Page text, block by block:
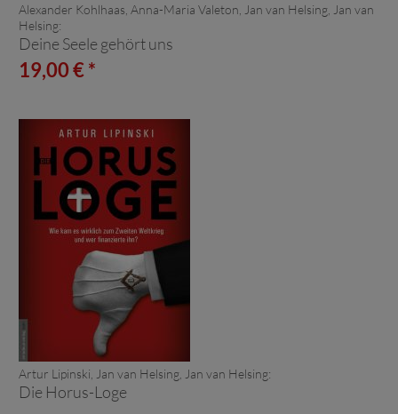
Alexander Kohlhaas, Anna-Maria Valeton, Jan van Helsing, Jan van
Helsing:
Deine Seele gehört uns
19,00 € *
Artur Lipinski, Jan van Helsing, Jan van Helsing:
Die Horus-Loge